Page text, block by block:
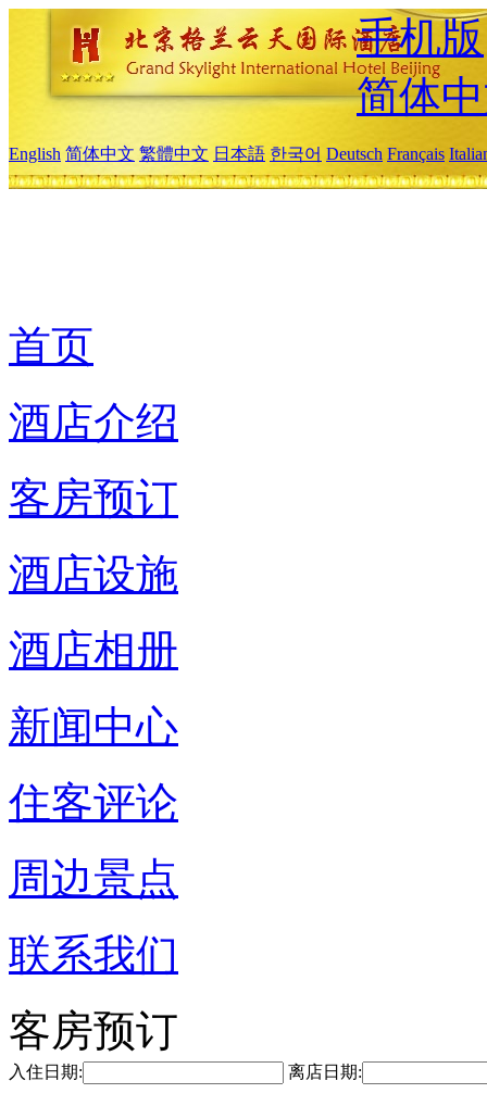
手机版
简体
English 简体中文 繁體中文 日本語 한국어 Deutsch Français
首页
酒店介绍
客房预订
酒店设施
酒店相册
新闻中心
住客评论
周边景点
联系我们
客房预订
入住日期: 离店日期: